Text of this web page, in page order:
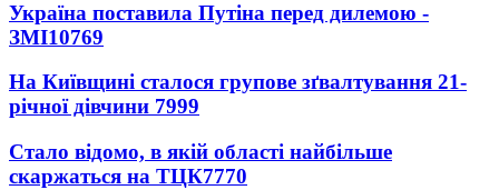
Україна поставила Путіна перед дилемою -
ЗМІ10769
На Київщині сталося групове зґвалтування 21-
річної дівчини 7999
Стало відомо, в якій області найбільше
скаржаться на ТЦК7770